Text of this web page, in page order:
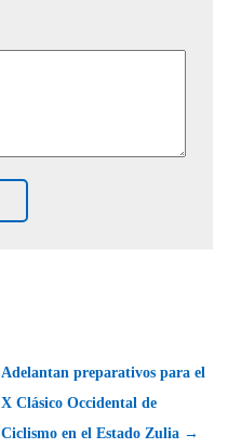
Adelantan preparativos para el
X Clásico Occidental de
Ciclismo en el Estado Zulia →